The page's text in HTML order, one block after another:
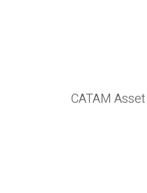
CATAM